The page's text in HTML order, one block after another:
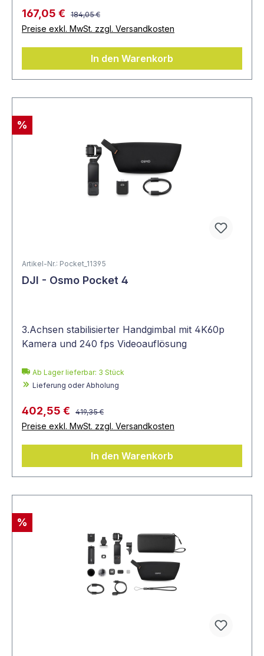
167,05 € 184,05 €
Preise exkl. MwSt. zzgl. Versandkosten
In den Warenkorb
%
Artikel-Nr.: Pocket_11395
DJI - Osmo Pocket 4
3.Achsen stabilisierter Handgimbal mit 4K60p
Kamera und 240 fps Videoauflösung
Ab Lager lieferbar: 3 Stück
Lieferung oder Abholung
402,55 € 419,35 €
Preise exkl. MwSt. zzgl. Versandkosten
In den Warenkorb
%